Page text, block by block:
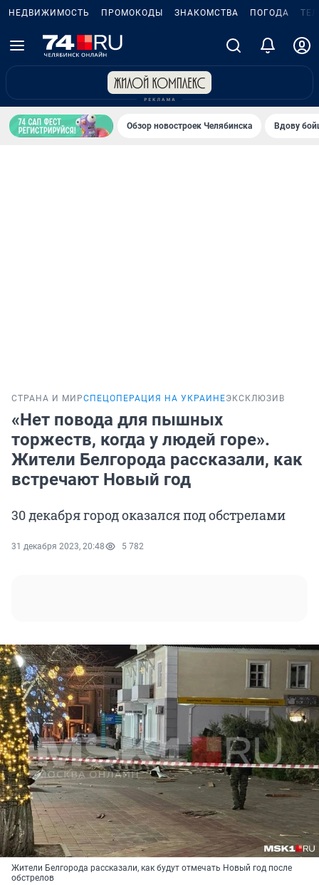
НЕДВИЖИМОСТЬ ПРОМОКОДЫ ЗНАКОМСТВА ПОГОДА
Обзор новостроек Челябинска Вдову
СТРАНА И МИРСПЕЦОПЕРАЦИЯ НА УКРАИНЕЭКСКЛЮЗИВ
«Нет повода для пышных
торжеств, когда у людей горе».
Жители Белгорода рассказали, как
встречают Новый год
30 декабря город оказался под обстрелами
31 декабря 2023, 20:48 5 782
Жители Белгорода рассказали, как будут отмечать Новый год после
обстрелов